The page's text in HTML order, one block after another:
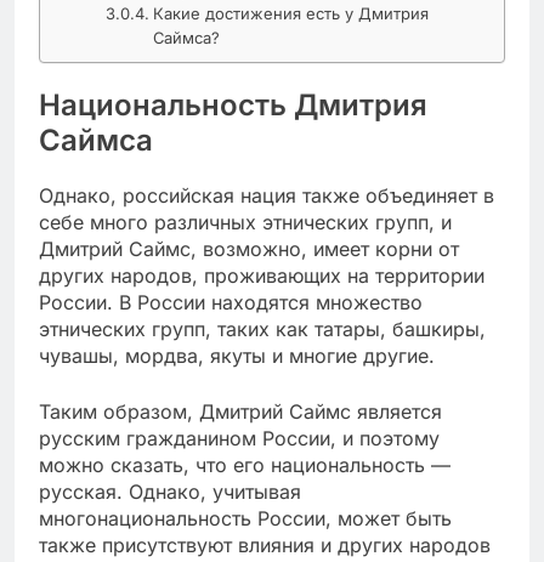
Какие достижения есть у Дмитрия
Саймса?
Национальность Дмитрия
Саймса
Однако, российская нация также объединяет в
себе много различных этнических групп, и
Дмитрий Саймс, возможно, имеет корни от
других народов, проживающих на территории
России. В России находятся множество
этнических групп, таких как татары, башкиры,
чувашы, мордва, якуты и многие другие.
Таким образом, Дмитрий Саймс является
русским гражданином России, и поэтому
можно сказать, что его национальность —
русская. Однако, учитывая
многонациональность России, может быть
также присутствуют влияния и других народов